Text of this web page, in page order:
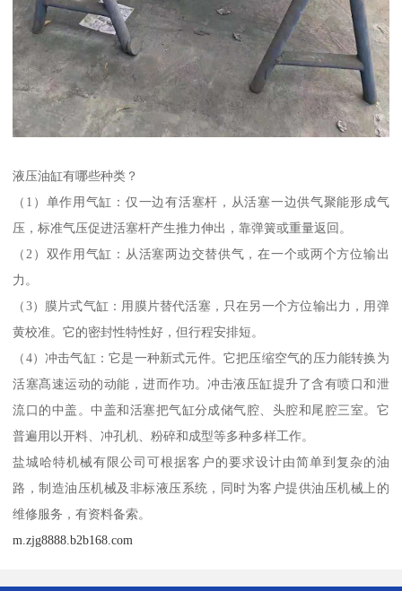
液压油缸有哪些种类？
（1）单作用气缸：仅一边有活塞杆，从活塞一边供气聚能形成气
压，标准气压促进活塞杆产生推力伸出，靠弹簧或重量返回。
（2）双作用气缸：从活塞两边交替供气，在一个或两个方位输出
力。
（3）膜片式气缸：用膜片替代活塞，只在另一个方位输出力，用弹
黄校准。它的密封性特性好，但行程安排短。
（4）冲击气缸：它是一种新式元件。它把压缩空气的压力能转换为
活塞髙速运动的动能，进而作功。冲击液压缸提升了含有喷口和泄
流口的中盖。中盖和活塞把气缸分成储气腔、头腔和尾腔三室。它
普遍用以开料、冲孔机、粉碎和成型等多种多样工作。
盐城哈特机械有限公司可根据客户的要求设计由简单到复杂的油
路，制造油压机械及非标液压系统，同时为客户提供油压机械上的
维修服务，有资料备索。
m.zjg8888.b2b168.com